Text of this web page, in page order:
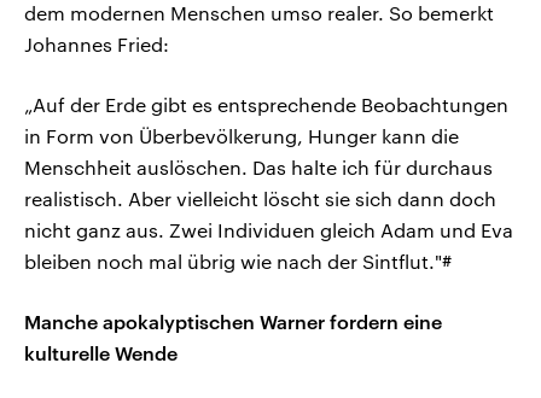
dem modernen Menschen umso realer. So bemerkt
Johannes Fried:
„Auf der Erde gibt es entsprechende Beobachtungen
in Form von Überbevölkerung, Hunger kann die
Menschheit auslöschen. Das halte ich für durchaus
realistisch. Aber vielleicht löscht sie sich dann doch
nicht ganz aus. Zwei Individuen gleich Adam und Eva
bleiben noch mal übrig wie nach der Sintflut."#
Manche apokalyptischen Warner fordern eine
kulturelle Wende